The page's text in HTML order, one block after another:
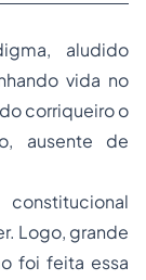
aludido
vida no
corriqueiro o
ausente de
Logo, grande
foi feita essa